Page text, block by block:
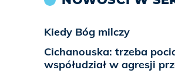
Kiedy Bóg milczy
Cichanouska: trzeba
współudział w agresji